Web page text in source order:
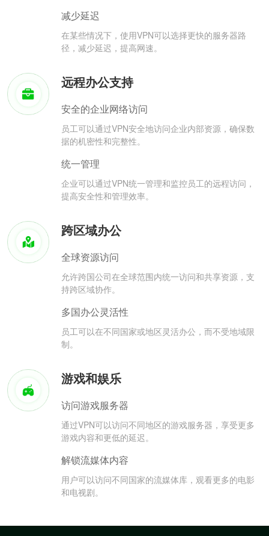
减少延迟
在某些情况下，使用VPN可以选择更快的服务器路
径，减少延迟，提高网速。
远程办公支持
安全的企业网络访问
员工可以通过VPN安全地访问企业内部资源，确保数
据的机密性和完整性。
统一管理
企业可以通过VPN统一管理和监控员工的远程访问，
提高安全性和管理效率。
跨区域办公
全球资源访问
允许跨国公司在全球范围内统一访问和共享资源，支
持跨区域协作。
多国办公灵活性
员工可以在不同国家或地区灵活办公，而不受地域限
制。
游戏和娱乐
访问游戏服务器
通过VPN可以访问不同地区的游戏服务器，享受更多
游戏内容和更低的延迟。
解锁流媒体内容
用户可以访问不同国家的流媒体库，观看更多的电影
和电视剧。